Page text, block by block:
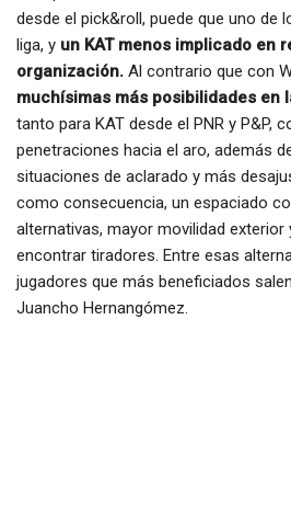
desde el pick&roll, puede que uno de
liga, y un KAT menos implicado en
organización. Al contrario que con
muchísimas más posibilidades en
tanto para KAT desde el PNR y P&P,
penetraciones hacia el aro, además
situaciones de aclarado y más
como consecuencia, un espaciado
alternativas, mayor movilidad
encontrar tiradores. Entre esas
jugadores que más beneficiados
Juancho Hernangómez.